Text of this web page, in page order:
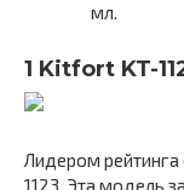
мл.
1 Kitfort KT-
Лидером
1123. Эта модель